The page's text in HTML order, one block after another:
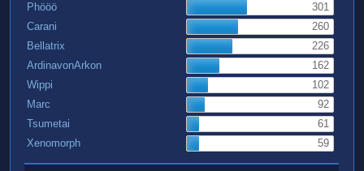
Phööö
301
Carani
260
Bellatrix
226
ArdinavonArkon
162
Wippi
102
Marc
92
Tsumetai
61
Xenomorph
59